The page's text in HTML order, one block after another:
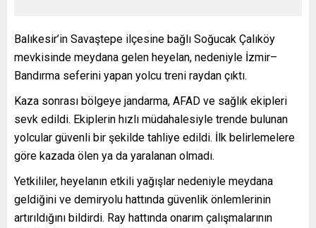
Balıkesir’in Savaştepe ilçesine bağlı Soğucak Çalıköy
mevkisinde meydana gelen heyelan, nedeniyle İzmir–
Bandırma seferini yapan yolcu treni raydan çıktı.
Kaza sonrası bölgeye jandarma, AFAD ve sağlık ekipleri
sevk edildi. Ekiplerin hızlı müdahalesiyle trende bulunan
yolcular güvenli bir şekilde tahliye edildi. İlk belirlemelere
göre kazada ölen ya da yaralanan olmadı.
Yetkililer, heyelanın etkili yağışlar nedeniyle meydana
geldiğini ve demiryolu hattında güvenlik önlemlerinin
artırıldığını bildirdi. Ray hattında onarım çalışmalarının